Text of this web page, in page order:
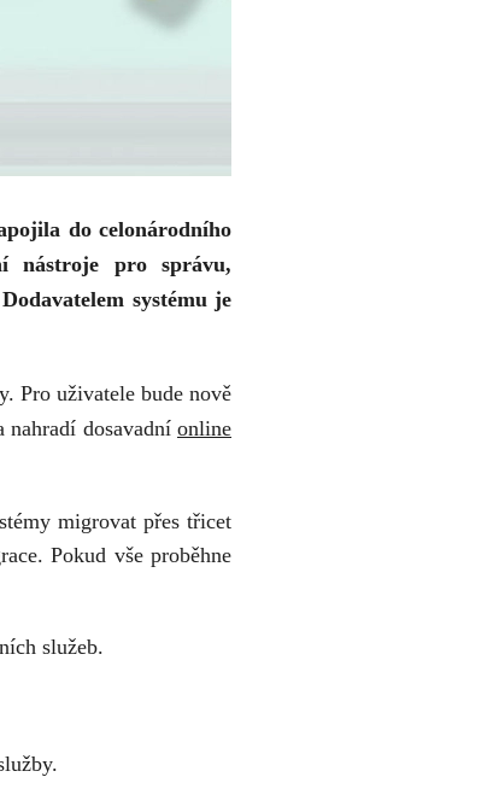
do celonárodního
nástroje pro správu,
systému je
Pro uživatele bude nově
dosavadní online
migrovat přes třicet
Pokud vše proběhne
služeb.